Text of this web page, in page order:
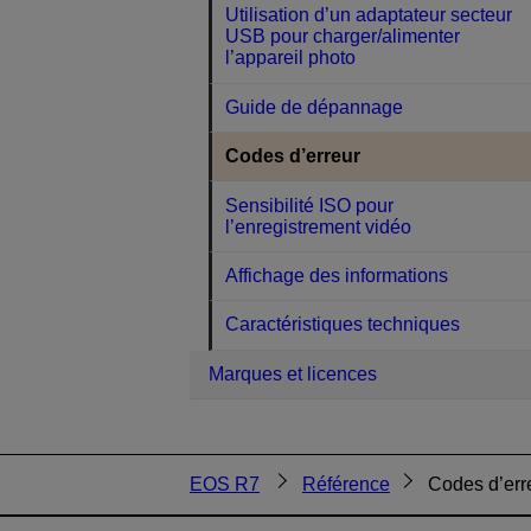
Utilisation d’un adaptateur secteur
USB pour charger/alimenter
l’appareil photo
Guide de dépannage
Codes d’erreur
Sensibilité ISO pour
l’enregistrement vidéo
Affichage des informations
Caractéristiques techniques
Marques et licences
EOS R7 Référence Codes